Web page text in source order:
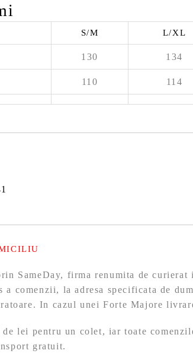
S/M L/XL
130 134
110 114
SameDay, firma renumita de
a comenzii, la adresa specificata de
In cazul unei Forte Majore
lei pentru un colet, iar toate
gratuit.